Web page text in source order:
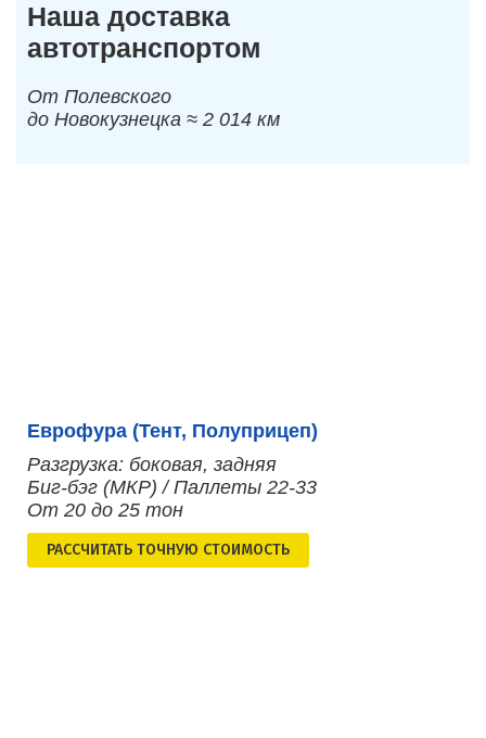
Наша доставка
автотранспортом
От Полевского
до Новокузнецка ≈ 2 014 км
Еврофура (Тент, Полуприцеп)
Разгрузка: боковая, задняя
Биг-бэг (МКР) / Паллеты 22-33
От 20 до 25 тон
РАСCЧИТАТЬ ТОЧНУЮ СТОИМОСТЬ